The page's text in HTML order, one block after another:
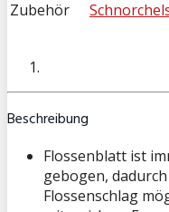
Zubehör
Beschreibung
Flossenblatt ist
gebogen,
Flossenschlag